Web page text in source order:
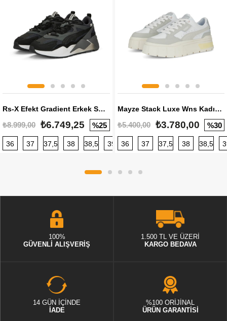
Rs-X Efekt Gradient Erkek Sneaker
₺8.999,00 ₺6.749,25 %25
36 37 37,5 38 38,5 39 40 40,5 41 42 42,5
Mayze Stack Luxe Wns Kadın Sneaker
₺5.400,00 ₺3.780,00 %30
36 37 37,5 38 38,5
100%
GÜVENLİ ALIŞVERİŞ
1.500 TL VE ÜZERİ
KARGO BEDAVA
14 GÜN İÇİNDE
İADE
%100 ORİJİNAL
ÜRÜN GARANTİSİ